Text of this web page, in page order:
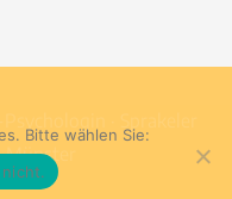
Münster
Bitte wählen Sie: